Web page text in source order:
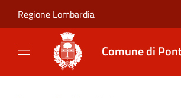
Regione Lombardia
Comune di